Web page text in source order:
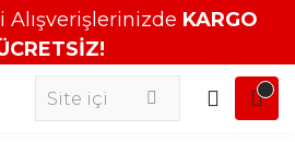
Alışverişlerinizde KARGO